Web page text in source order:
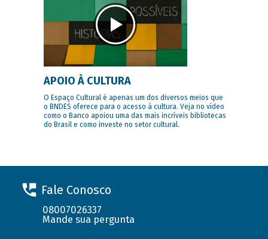
APOIO À CULTURA
O Espaço Cultural é apenas um dos diversos meios que
o BNDES oferece para o acesso à cultura. Veja no vídeo
como o Banco apoiou uma das mais incríveis bibliotecas
do Brasil e como investe no setor cultural.
Fale Conosco
08007026337
Mande sua pergunta